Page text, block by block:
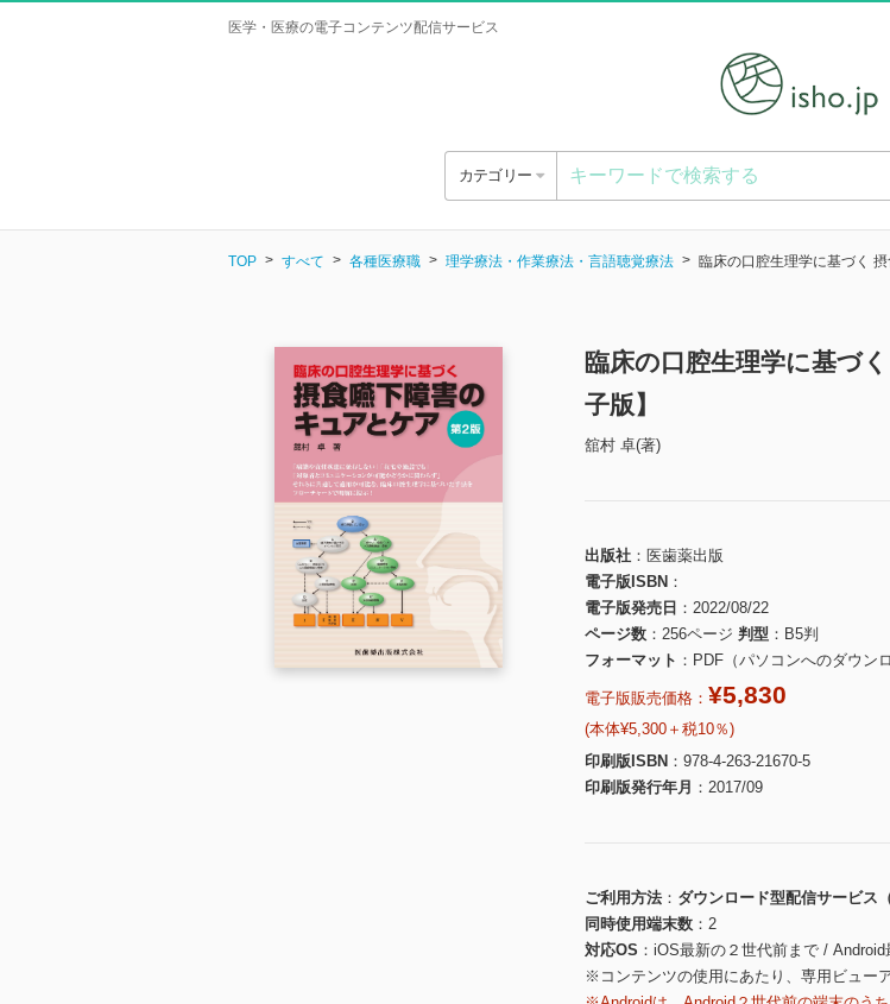
医学・医療の電子コンテンツ配信サービス
カテゴリー
TOP すべて 各種医療職 理学療法・作業療法・言語聴覚療法 臨床の口腔生理学に基づく
臨床の口腔生理学に基づ
子版】
舘村 卓(著)
出版社
医歯薬出版
電子版ISBN
電子版発売日
2022/08/22
ページ数
256ページ 判型
B5判
フォーマット
PDF（パソコンへのダウン
電子版販売価格： ¥5,830
(本体¥5,300＋税10％)
印刷版ISBN
978-4-263-21670-5
印刷版発行年月
2017/09
ご利用方法
ダウンロード型配信サービス
同時使用端末数
2
対応OS
iOS最新の２世代前まで /
※コンテンツの使用にあたり、専用ビュー